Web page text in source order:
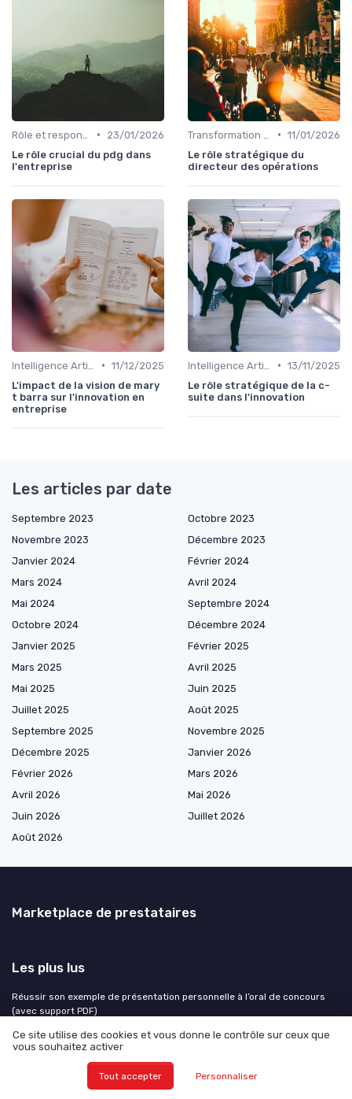
•
23/01/2026
Le rôle crucial du pdg dans
l'entreprise
• 11/01/2026
Le rôle stratégique du
directeur des opérations
• 11/12/2025
L'impact de la vision de mary
t barra sur l'innovation en
entreprise
• 13/11/2025
Le rôle stratégique de la c-
suite dans l'innovation
Les articles par date
Septembre 2023
Octobre 2023
Novembre 2023
Décembre 2023
Janvier 2024
Février 2024
Mars 2024
Avril 2024
Mai 2024
Septembre 2024
Octobre 2024
Décembre 2024
Janvier 2025
Février 2025
Mars 2025
Avril 2025
Mai 2025
Juin 2025
Juillet 2025
Août 2025
Septembre 2025
Novembre 2025
Décembre 2025
Janvier 2026
Février 2026
Mars 2026
Avril 2026
Mai 2026
Juin 2026
Juillet 2026
Août 2026
Marketplace de prestataires
Les plus lus
Réussir son exemple de présentation personnelle à l’oral de concours
(avec support PDF)
Comment se préparer pour devenir PDG
Indra Nooyi, une femme de décisions stratégiques à la tête de Pepsico
Le rôle essentiel du vice-président dans l'entreprise
Optimiser la gestion RH grâce à un tableau de bord Excel efficace
Ce site utilise des cookies et vous donne le contrôle sur ceux que
vous souhaitez activer
Tout accepter Personnaliser